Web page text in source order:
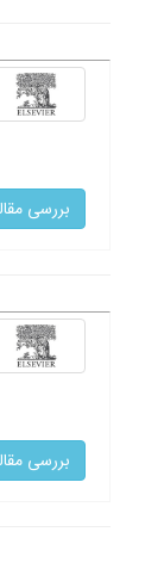
بررسی مقاله
بررسی مقاله